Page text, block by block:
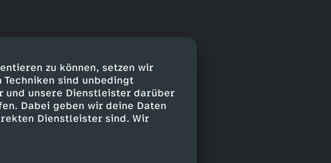
zu können, setzen wir
sind unbedingt
unsere Dienstleister darüber
Dabei geben wir deine Daten
Dienstleister sind. Wir